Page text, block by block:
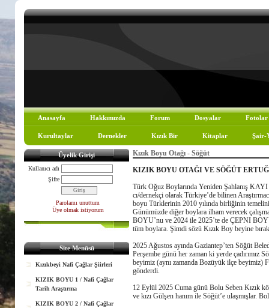
Anasayfa Hakkımızda Forum Dosyalar Fotolar
Kurultaylar Dernekler Kızık Bir Kitaplar Şair-
Üyelik Girişi
Kullanıcı adı
Şifre
Parolamı unuttum
Üye olmak istiyorum
Site Menüsü
Kızıkbeyi Nafi Çağlar Şiirleri
KIZIK BOYU 1 / Nafi Çağlar
Tarih Araştırma
KIZIK BOYU 2 / Nafi Çağlar
Kızık Boyu Otağı - Söğüt
KIZIK BOYU OTAĞI VE SÖĞÜT
Türk Oğuz Boylarında Yeniden Şahlanış
cı/dernekçi olarak Türkiye’de bilinen
boyu Türklerinin 2010 yılında birliğinin temelini
Günümüzde diğer boylara ilham verecek
BOYU’nu ve 2024 ile 2025’te de ÇEPNI
tüm boylara. Şimdi sözü Kızık Boy beyine
2025 Ağustos ayında Gaziantep’ten Söğüt
Perşembe günü her zaman ki yerde çadırımız
beyimiz (aynı zamanda Bozüyük ilçe beyimiz)
gönderdi.
12 Eylül 2025 Cuma günü Bolu Seben Kızık
ve kızı Gülşen hanım ile Söğüt’e ulaşmışlar.